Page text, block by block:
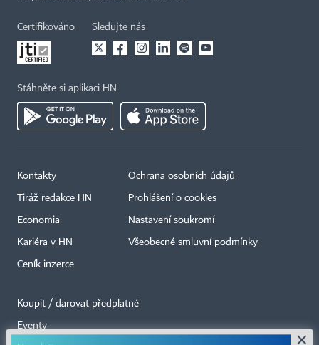
Certifikováno Sledujte nás
Stáhněte si aplikaci HN
Kontakty
Tiráž redakce HN
Economia
Kariéra v HN
Ceník inzerce
Ochrana osobních údajů
Prohlášení o cookies
Nastavení soukromí
Všeobecné smluvní podmínky
Koupit / darovat předplatné
Eventy ×